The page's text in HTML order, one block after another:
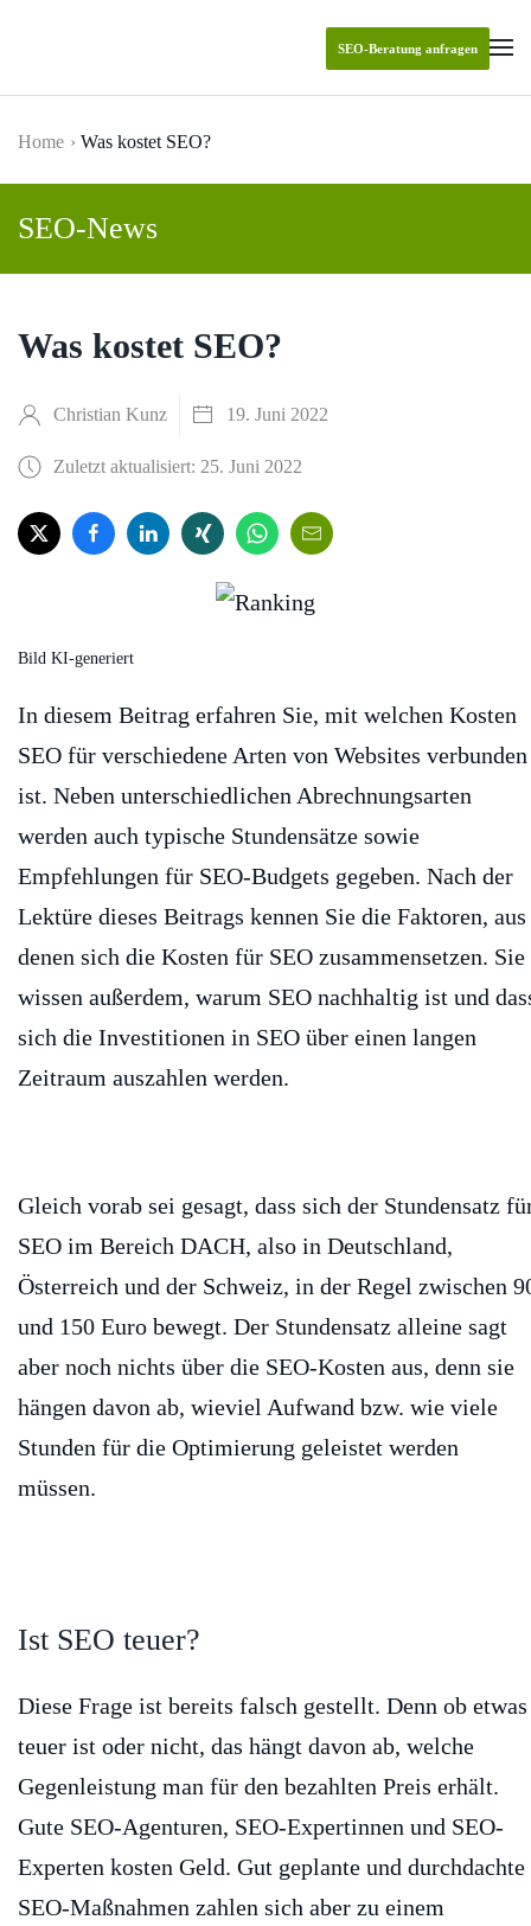
SEO-Beratung anfragen
Home Was kostet SEO?
SEO-News
Was kostet SEO?
Christian Kunz 19. Juni 2022
Zuletzt aktualisiert: 25. Juni 2022
Bild KI-generiert
In diesem Beitrag erfahren Sie, mit welchen Kosten
SEO für verschiedene Arten von Websites verbunden
ist. Neben unterschiedlichen Abrechnungsarten
werden auch typische Stundensätze sowie
Empfehlungen für SEO-Budgets gegeben. Nach der
Lektüre dieses Beitrags kennen Sie die Faktoren, aus
denen sich die Kosten für SEO zusammensetzen. Sie
wissen außerdem, warum SEO nachhaltig ist und
sich die Investitionen in SEO über einen langen
Zeitraum auszahlen werden.
Gleich vorab sei gesagt, dass sich der Stundensatz
SEO im Bereich DACH, also in Deutschland,
Österreich und der Schweiz, in der Regel zwischen
und 150 Euro bewegt. Der Stundensatz alleine sagt
aber noch nichts über die SEO-Kosten aus, denn sie
hängen davon ab, wieviel Aufwand bzw. wie viele
Stunden für die Optimierung geleistet werden
müssen.
Ist SEO teuer?
Diese Frage ist bereits falsch gestellt. Denn ob etwas
teuer ist oder nicht, das hängt davon ab, welche
Gegenleistung man für den bezahlten Preis erhält.
Gute SEO-Agenturen, SEO-Expertinnen und SEO-
Experten kosten Geld. Gut geplante und durchdachte
SEO-Maßnahmen zahlen sich aber zu einem